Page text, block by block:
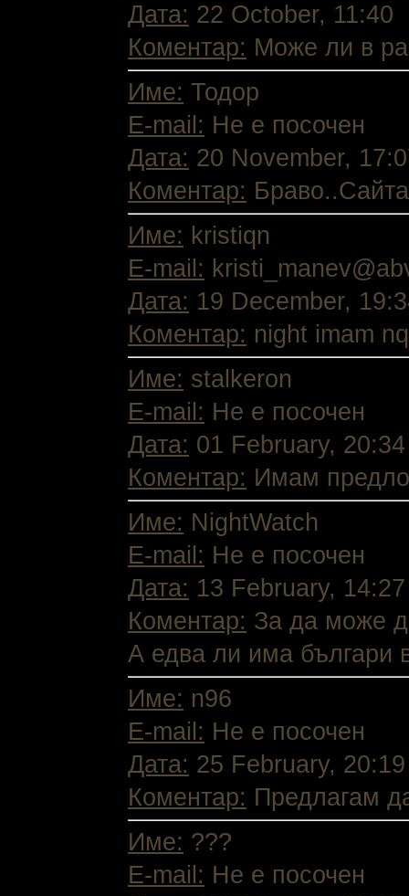
Дата: 22 October, 11:40
Коментар: Може ли в
Име: Тодор
E-mail: Не е посочен
Дата: 20 November,
Коментар:
Име: kristiqn
E-mail:
Дата: 19 December,
Коментар: night imam
Име: stalkeron
E-mail: Не е посочен
Дата: 01 February, 20:34
Коментар: Имам
Име: NightWatch
E-mail: Не е посочен
Дата: 13 February, 14:27
Коментар: За да може
А едва ли има българи
Име: n96
E-mail: Не е посочен
Дата: 25 February, 20:19
Коментар: Предлагам
Име: ???
E-mail: Не е посочен